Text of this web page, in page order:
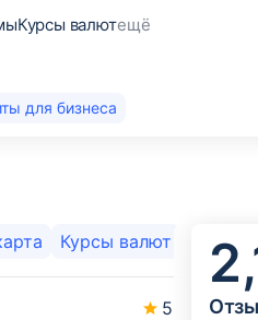
Курсы валютещё
для бизнеса
Курсы валют
5